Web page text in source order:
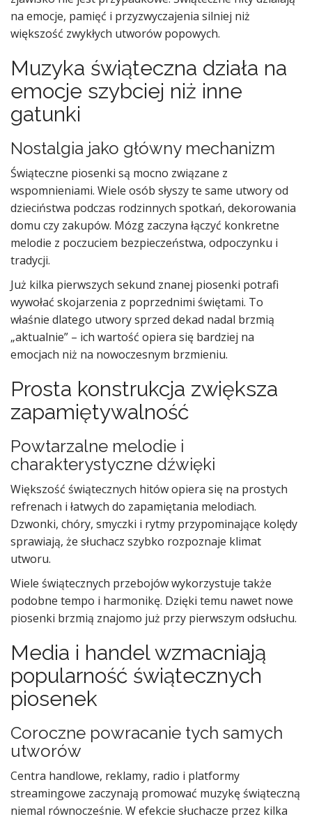
na emocje, pamięć i przyzwyczajenia silniej niż
większość zwykłych utworów popowych.
Muzyka świąteczna działa na
emocje szybciej niż inne
gatunki
Nostalgia jako główny mechanizm
Świąteczne piosenki są mocno związane z
wspomnieniami. Wiele osób słyszy te same utwory od
dzieciństwa podczas rodzinnych spotkań, dekorowania
domu czy zakupów. Mózg zaczyna łączyć konkretne
melodie z poczuciem bezpieczeństwa, odpoczynku i
tradycji.
Już kilka pierwszych sekund znanej piosenki potrafi
wywołać skojarzenia z poprzednimi świętami. To
właśnie dlatego utwory sprzed dekad nadal brzmią
„aktualnie” – ich wartość opiera się bardziej na
emocjach niż na nowoczesnym brzmieniu.
Prosta konstrukcja zwiększa
zapamiętywalność
Powtarzalne melodie i
charakterystyczne dźwięki
Większość świątecznych hitów opiera się na prostych
refrenach i łatwych do zapamiętania melodiach.
Dzwonki, chóry, smyczki i rytmy przypominające kolędy
sprawiają, że słuchacz szybko rozpoznaje klimat
utworu.
Wiele świątecznych przebojów wykorzystuje także
podobne tempo i harmonikę. Dzięki temu nawet nowe
piosenki brzmią znajomo już przy pierwszym odsłuchu.
Media i handel wzmacniają
popularność świątecznych
piosenek
Coroczne powracanie tych samych
utworów
Centra handlowe, reklamy, radio i platformy
streamingowe zaczynają promować muzykę świąteczną
niemal równocześnie. W efekcie słuchacze przez kilka